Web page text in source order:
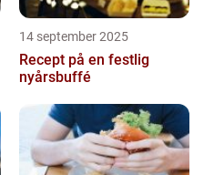
14 september 2025
Recept på en festlig
nyårsbuffé